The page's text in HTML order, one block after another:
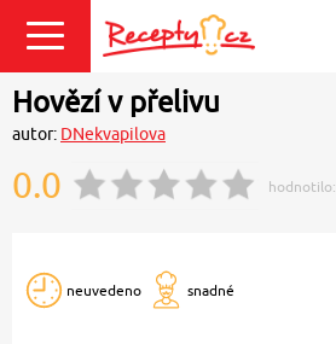
Přihlásit se
Hovězí v přelivu
autor: DNekvapilova
0.0 hodnotilo:
neuvedeno snadné